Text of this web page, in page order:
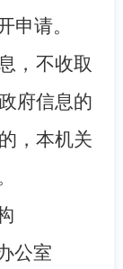
申请。
，不收取
府信息的
，本机关
公室